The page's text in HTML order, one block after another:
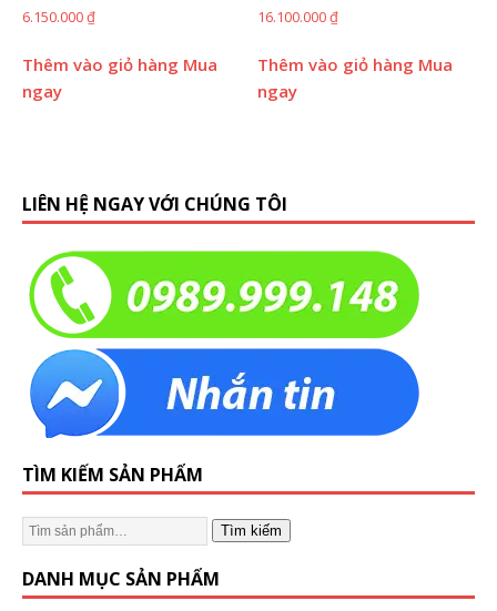
6.150.000₫
Thêm vào giỏ hàng Mua
ngay
16.100.000₫
Thêm vào giỏ hàng Mua
ngay
LIÊN HỆ NGAY VỚI CHÚNG TÔI
TÌM KIẾM SẢN PHẨM
Tìm kiếm
DANH MỤC SẢN PHẨM